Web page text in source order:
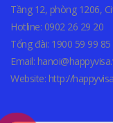
Tầng 12, phòng 1206,
Hotline: 0902 26 29 20
Tổng đài: 1900 59 99 85
Email:
Website: http://